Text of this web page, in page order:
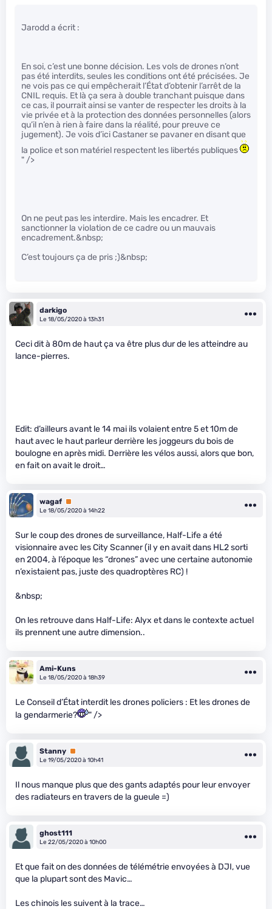
Jarodd a écrit :
En soi, c’est une bonne décision. Les vols de drones n’ont
pas été interdits, seules les conditions ont été précisées. Je
ne vois pas ce qui empêcherait l’État d’obtenir l’arrêt de la
CNIL requis. Et là ça sera à double tranchant puisque dans
ce cas, il pourrait ainsi se vanter de respecter les droits à la
vie privée et à la protection des données personnelles (alors
qu’il n’en à rien à faire dans la réalité, pour preuve ce
jugement). Je vois d’ici Castaner se pavaner en disant que
la police et son matériel respectent les libertés publiques
" />
On ne peut pas les interdire. Mais les encadrer. Et
sanctionner la violation de ce cadre ou un mauvais
encadrement.&nbsp;
C’est toujours ça de pris ;)&nbsp;
darkigo
Le 18/05/2020 à 13h31
Ceci dit à 80m de haut ça va être plus dur de les atteindre au
lance-pierres.
Edit: d’ailleurs avant le 14 mai ils volaient entre 5 et 10m de
haut avec le haut parleur derrière les joggeurs du bois de
boulogne en après midi. Derrière les vélos aussi, alors que bon,
en fait on avait le droit…
wagaf Premium
Le 18/05/2020 à 14h22
Sur le coup des drones de surveillance, Half-Life a été
visionnaire avec les City Scanner (il y en avait dans HL2 sorti
en 2004, à l’époque les “drones” avec une certaine autonomie
n’existaient pas, juste des quadroptères RC) !
&nbsp;
On les retrouve dans Half-Life: Alyx et dans le contexte actuel
ils prennent une autre dimension..
Ami-Kuns
Le 18/05/2020 à 18h39
Le Conseil d’État interdit les drones policiers : Et les drones de
la gendarmerie?
" />
Stanny Premium
Le 19/05/2020 à 10h41
Il nous manque plus que des gants adaptés pour leur envoyer
des radiateurs en travers de la gueule =)
ghost111
Le 22/05/2020 à 10h00
Et que fait on des données de télémétrie envoyées à DJI, vue
que la plupart sont des Mavic…
Les chinois les suivent à la trace…